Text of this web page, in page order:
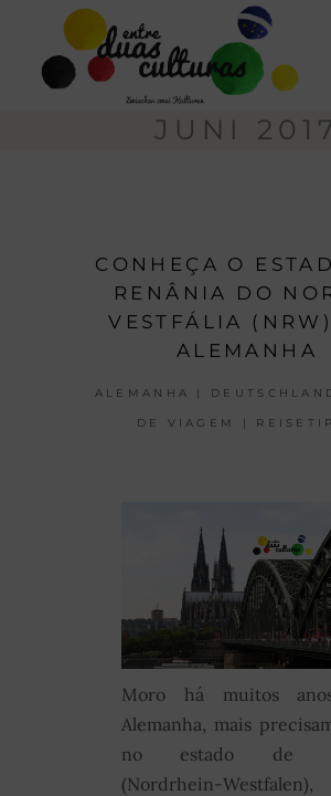
JUNI 2017
CONHEÇA O
RENÂNIA DO
VESTFÁLIA
ALEMANHA
ALEMANHA |
DE VIAGEM |
Moro há muitos
Alemanha, mais
no estado de
(Nordrhein-Westfalen),